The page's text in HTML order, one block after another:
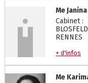
MeJanina
Cabinet :
RENNES
+ d'infos
Me